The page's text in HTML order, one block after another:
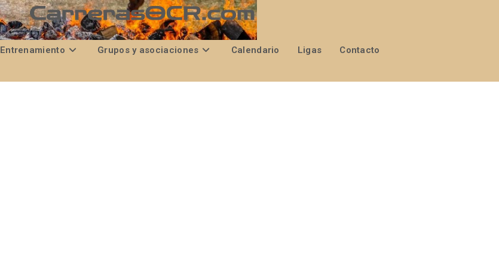
Entrenamiento Grupos y asociaciones Calendario Ligas Contacto